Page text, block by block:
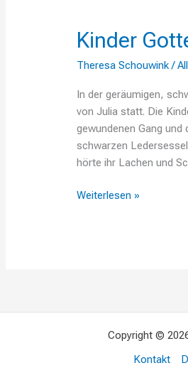
Kinder
Theresa Schouwink/
In der geräumigen,
von Julia statt. Die
gewundenen Gang
schwarzen
hörte ihr Lachen und
Weiterlesen »
Copyright ©
Kontakt